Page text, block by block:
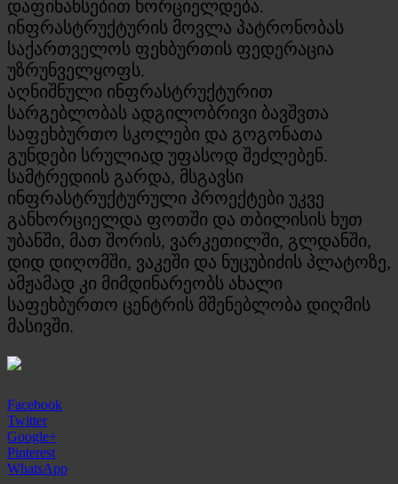
დაფინანსებით ხორციელდება.
ინფრასტრუქტურის მოვლა პატრონობას
საქართველოს ფეხბურთის ფედერაცია
უზრუნველყოფს.
აღნიშნული ინფრასტრუქტურით
სარგებლობას ადგილობრივი ბავშვთა
საფეხბურთო სკოლები და გოგონათა
გუნდები სრულიად უფასოდ შეძლებენ.
სამტრედიის გარდა, მსგავსი
ინფრასტრუქტურული პროექტები უკვე
განხორციელდა ფოთში და თბილისის ხუთ
უბანში, მათ შორის, ვარკეთილში, გლდანში,
დიდ დიღომში, ვაკეში და ნუცუბიძის პლატოზე,
ამჟამად კი მიმდინარეობს ახალი
საფეხბურთო ცენტრის მშენებლობა დიღმის
მასივში.
Facebook
Twitter
Google+
Pinterest
WhatsApp